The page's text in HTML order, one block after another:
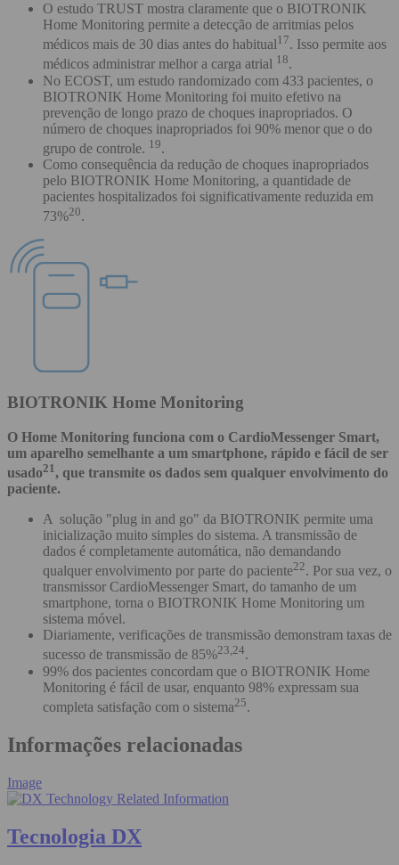
O estudo TRUST mostra claramente que o BIOTRONIK
Home Monitoring permite a detecção de arritmias pelos
médicos mais de 30 dias antes do habitual17. Isso permite aos
médicos administrar melhor a carga atrial 18.
No ECOST, um estudo randomizado com 433 pacientes, o
BIOTRONIK Home Monitoring foi muito efetivo na
prevenção de longo prazo de choques inapropriados. O
número de choques inapropriados foi 90% menor que o do
grupo de controle. 19.
Como consequência da redução de choques inapropriados
pelo BIOTRONIK Home Monitoring, a quantidade de
pacientes hospitalizados foi significativamente reduzida em
73%20.
BIOTRONIK Home Monitoring
O Home Monitoring funciona com o CardioMessenger Smart,
um aparelho semelhante a um smartphone, rápido e fácil de ser
usado21 , que transmite os dados sem qualquer envolvimento do
paciente.
A solução "plug in and go" da BIOTRONIK permite uma
inicialização muito simples do sistema. A transmissão de
dados é completamente automática, não demandando
qualquer envolvimento por parte do paciente22. Por sua vez, o
transmissor CardioMessenger Smart, do tamanho de um
smartphone, torna o BIOTRONIK Home Monitoring um
sistema móvel.
Diariamente, verificações de transmissão demonstram taxas de
sucesso de transmissão de 85%23,24.
99% dos pacientes concordam que o BIOTRONIK Home
Monitoring é fácil de usar, enquanto 98% expressam sua
completa satisfação com o sistema25.
Informações relacionadas
Image
Tecnologia DX